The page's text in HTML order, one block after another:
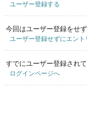
ユーザー登録する
今回はユーザー登録をせ
ユーザー登録せずにエント
すでにユーザー登録され
ログインページへ